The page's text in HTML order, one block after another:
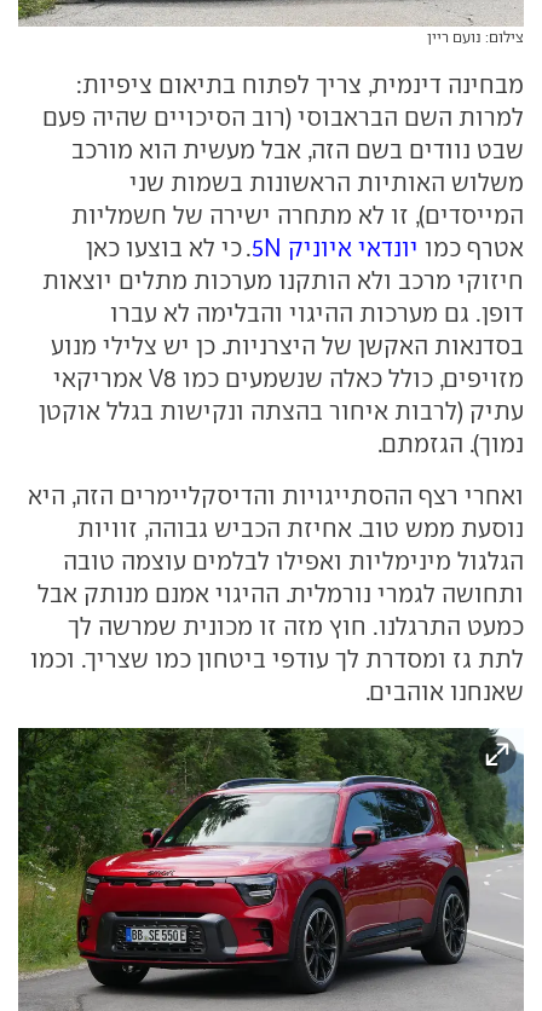
צילום: נועם ריין
מבחינה דינמית, צריך לפתוח בתיאום ציפיות:
למרות השם הבראבוסי (רוב הסיכויים שהיה פעם
שבט נוודים בשם הזה, אבל מעשית הוא מורכב
משלוש האותיות הראשונות בשמות שני
המייסדים), זו לא מתחרה ישירה של חשמליות
אטרף כמו יונדאי איוניק 5N
. כי לא בוצעו כאן
חיזוקי מרכב ולא הותקנו מערכות מתלים יוצאות
דופן. גם מערכות ההיגוי והבלימה לא עברו
בסדנאות האקשן של היצרניות. כן יש צלילי מנוע
מזויפים, כולל כאלה שנשמעים כמו V8 אמריקאי
עתיק (לרבות איחור בהצתה ונקישות בגלל אוקטן
נמוך). הגזמתם.
ואחרי רצף ההסתייגויות והדיסקליימרים הזה, היא
נוסעת ממש טוב. אחיזת הכביש גבוהה, זוויות
הגלגול מינימליות ואפילו לבלמים עוצמה טובה
ותחושה לגמרי נורמלית. ההיגוי אמנם מנותק אבל
כמעט התרגלנו. חוץ מזה זו מכונית שמרשה לך
לתת גז ומסדרת לך עודפי ביטחון כמו שצריך. וכמו
שאנחנו אוהבים.